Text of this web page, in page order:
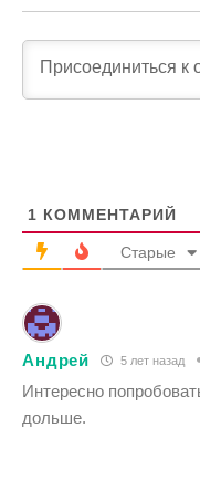
1 КОММЕНТАРИЙ
Старые
Андрей 5 лет назад
Интересно
дольше.